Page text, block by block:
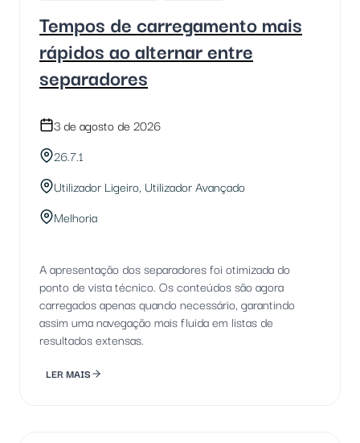
Tempos de carregamento mais
rápidos ao alternar entre
separadores
3 de agosto de 2026
26.7.1
Utilizador Ligeiro, Utilizador Avançado
Melhoria
A apresentação dos separadores foi otimizada do
ponto de vista técnico. Os conteúdos são agora
carregados apenas quando necessário, garantindo
assim uma navegação mais fluida em listas de
resultados extensas.
LER MAIS